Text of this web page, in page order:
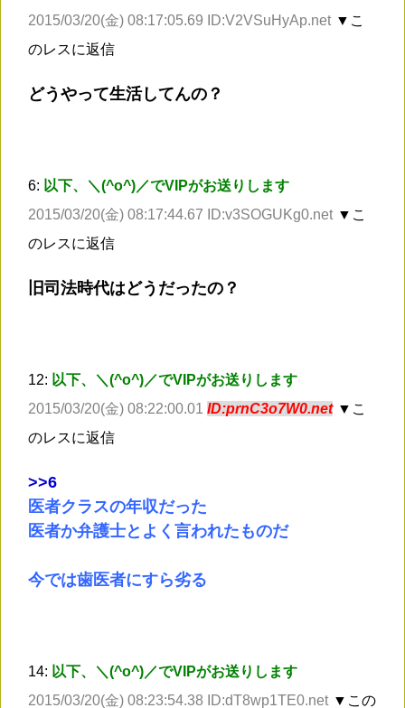
2015/03/20(金) 08:17:05.69 ID:V2VSuHyAp.net ▼こ
のレスに返信
どうやって生活してんの？
6: 以下、＼(^o^)／でVIPがお送りします
2015/03/20(金) 08:17:44.67 ID:v3SOGUKg0.net ▼こ
のレスに返信
旧司法時代はどうだったの？
12: 以下、＼(^o^)／でVIPがお送りします
2015/03/20(金) 08:22:00.01 ID:prnC3o7W0.net ▼こ
のレスに返信
>>6
医者クラスの年収だった
医者か弁護士とよく言われたものだ
今では歯医者にすら劣る
14: 以下、＼(^o^)／でVIPがお送りします
2015/03/20(金) 08:23:54.38 ID:dT8wp1TE0.net ▼この